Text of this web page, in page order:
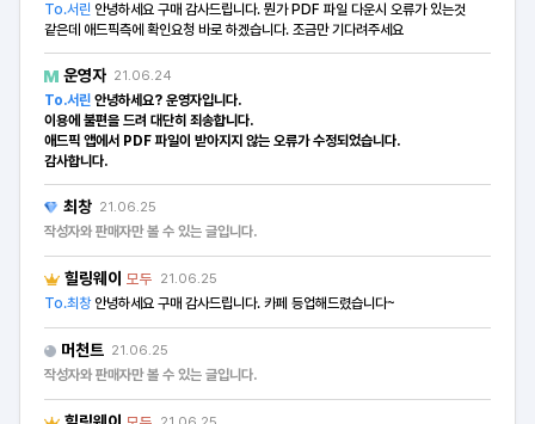
To.서린 안녕하세요 구매 감사드립니다. 뭔가 PDF 파일 다운시 오류가 있는것
같은데 애드픽측에 확인요청 바로 하겠습니다. 조금만 기다려주세요
운영자 21.06.24
To.서린 안녕하세요? 운영자입니다.
이용에 불편을 드려 대단히 죄송합니다.
애드픽 앱에서 PDF 파일이 받아지지 않는 오류가 수정되었습니다.
감사합니다.
최창 21.06.25
작성자와 판매자만 볼 수 있는 글입니다.
힐링웨이 모두 21.06.25
To.최창안녕하세요 구매 감사드립니다. 카페 등업해드렸습니다~
머천트 21.06.25
작성자와 판매자만 볼 수 있는 글입니다.